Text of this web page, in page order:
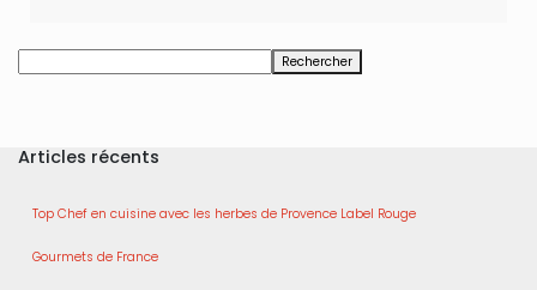
Rechercher
Articles récents
Top Chef en cuisine avec les herbes de Provence Label Rouge
Gourmets de France